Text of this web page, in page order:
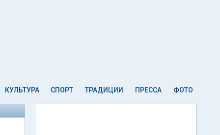
КУЛЬТУРА СПОРТ ТРАДИЦИИ ПРЕССА ФОТО